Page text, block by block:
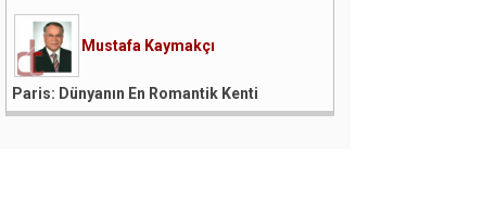
Mustafa Kaymakçı
Paris: Dünyanın En Romantik Kenti